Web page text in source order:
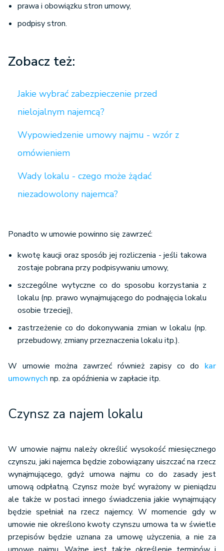
prawa i obowiązku stron umowy,
podpisy stron.
Zobacz też:
Jakie wybrać zabezpieczenie przed
nielojalnym najemcą?
Wypowiedzenie umowy najmu - wzór z
omówieniem
Wady lokalu - czego może żądać
niezadowolony najemca?
Ponadto w umowie powinno się zawrzeć:
kwotę kaucji oraz sposób jej rozliczenia - jeśli takowa
zostaje pobrana przy podpisywaniu umowy,
szczególne wytyczne co do sposobu korzystania z
lokalu (np. prawo wynajmującego do podnajęcia lokalu
osobie trzeciej),
zastrzeżenie co do dokonywania zmian w lokalu (np.
przebudowy, zmiany przeznaczenia lokalu itp.).
W umowie można zawrzeć również zapisy co do kar
umownych np. za opóźnienia w zapłacie itp.
Czynsz za najem lokalu
W umowie najmu należy określić wysokość miesięcznego
czynszu, jaki najemca będzie zobowiązany uiszczać na rzecz
wynajmującego, gdyż umowa najmu co do zasady jest
umową odpłatną. Czynsz może być wyrażony w pieniądzu
ale także w postaci innego świadczenia jakie wynajmujący
będzie spełniał na rzecz najemcy. W momencie gdy w
umowie nie określono kwoty czynszu umowa ta w świetle
przepisów będzie uznana za umowę użyczenia, a nie za